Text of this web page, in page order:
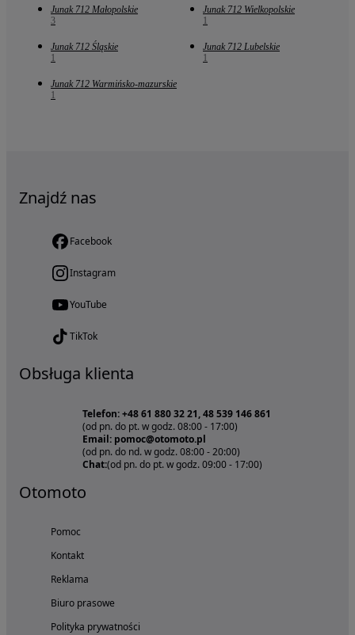
Junak 712 Małopolskie
3
Junak 712 Wielkopolskie
1
Junak 712 Śląskie
1
Junak 712 Lubelskie
1
Junak 712 Warmińsko-mazurskie
1
Znajdź nas
Facebook
Instagram
YouTube
TikTok
Obsługa klienta
Telefon: +48 61 880 32 21, 48 539 146 861
(od pn. do pt. w godz. 08:00 - 17:00)
Email: pomoc@otomoto.pl
(od pn. do nd. w godz. 08:00 - 20:00)
Chat:(od pn. do pt. w godz. 09:00 - 17:00)
Otomoto
Pomoc
Kontakt
Reklama
Biuro prasowe
Polityka prywatności